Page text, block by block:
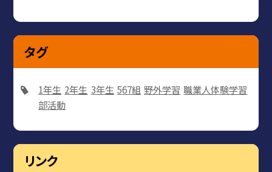
タグ
1年生 2年生 3年生 567組 野外学習 職業人体験学習
部活動
リンク